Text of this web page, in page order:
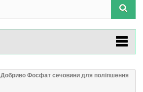
Добриво Фосфат сечовини для поліпшення